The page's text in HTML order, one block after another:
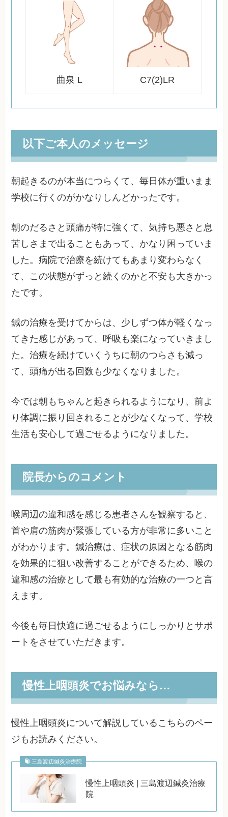
曲泉 L C7(2)LR
以下ご本人のメッセージ
朝起きるのが本当につらくて、毎日体が重いまま
学校に行くのがかなりしんどかったです。
朝のだるさと頭痛が特に強くて、気持ち悪さと息
苦しさまで出ることもあって、かなり困っていま
した。病院で治療を続けてもあまり変わらなく
て、この状態がずっと続くのかと不安も大きかっ
たです。
鍼の治療を受けてからは、少しずつ体が軽くなっ
てきた感じがあって、呼吸も楽になっていきまし
た。治療を続けていくうちに朝のつらさも減っ
て、頭痛が出る回数も少なくなりました。
今では朝もちゃんと起きられるようになり、前よ
り体調に振り回されることが少なくなって、学校
生活も安心して過ごせるようになりました。
院長からのコメント
喉周辺の違和感を感じる患者さんを観察すると、
首や肩の筋肉が緊張している方が非常に多いこと
がわかります。鍼治療は、症状の原因となる筋肉
を効果的に狙い改善することができるため、喉の
違和感の治療として最も有効的な治療の一つと言
えます。
今後も毎日快適に過ごせるようにしっかりとサポ
ートをさせていただきます。
慢性上咽頭炎でお悩みなら…
慢性上咽頭炎について解説しているこちらのペー
ジもお読みください。
三島渡辺鍼灸治療院
慢性上咽頭炎 | 三島渡辺鍼灸治療
院